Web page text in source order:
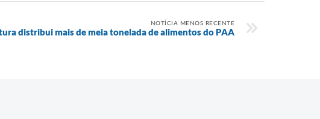
NOTÍCIA MENOS RECENTE
distribui mais de meia tonelada de alimentos do PAA